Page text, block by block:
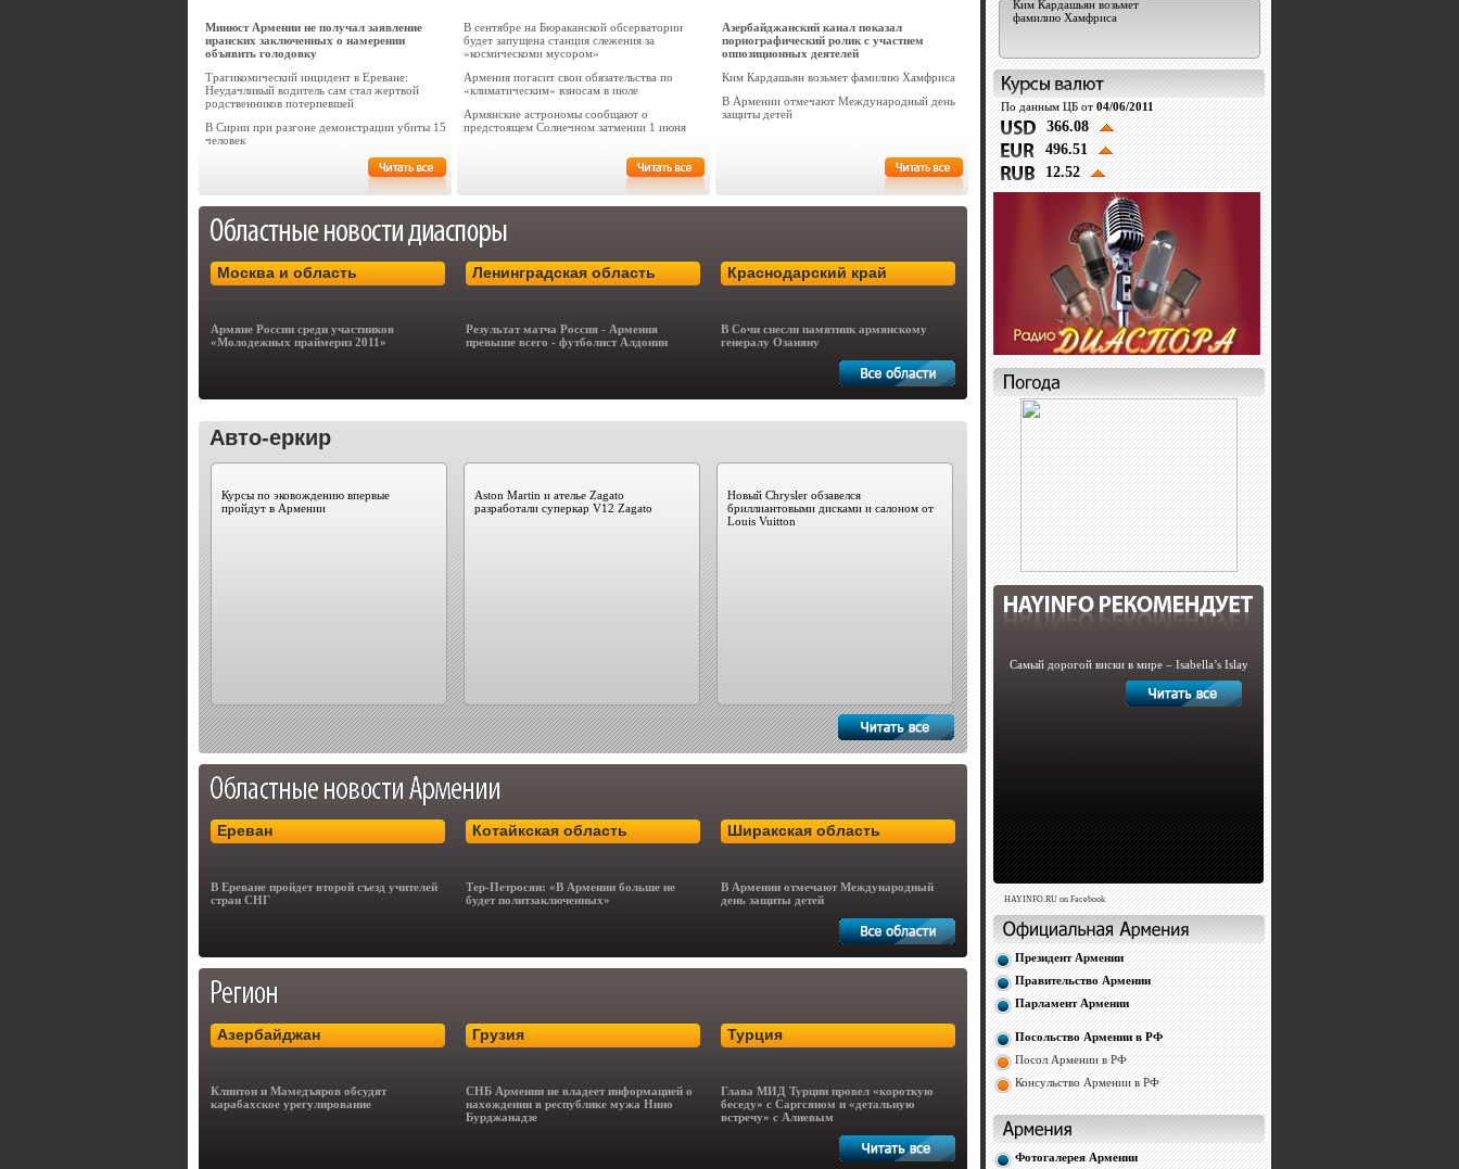
Минюст Армении не получал заявление
иранских заключенных о намерении
объявить голодовку
Трагикомический инцидент в Ереване:
Неудачливый водитель сам стал жертвой
родственников потерпевшей
В Сирии при разгоне демонстрации убиты 15
человек
В сентябре на Бюраканской обсерватории
будет запущена станция слежения за
«космическоми мусором»
Армения погасит свои обязательства по
«климатическим» взносам в июле
Армянские астрономы сообщают о
предстоящем Солнечном затмении 1 июня
Азербайджанский канал показал
порнографический ролик с участием
оппозиционных деятелей
Ким Кардашьян возьмет фамилию Хамфриса
В Армении отмечают Международный день
защиты детей
Москва и область
Армяне России среди участников
«Молодежных праймериз 2011»
Ленинградская область
Результат матча Россия - Армения
превыше всего - футболист Алдонин
Краснодарский край
В Сочи снесли памятник армянскому
генералу Озаняну
Авто-еркир
Курсы по эковождению впервые
пройдут в Армении
Aston Martin и ателье Zagato
разработали суперкар V12 Zagato
Новый Chrysler обзавелся
бриллиантовыми дисками и салоном от
Louis Vuitton
Ереван
В Ереване пройдет второй съезд учителей
стран СНГ
Котайкская область
Тер-Петросян: «В Армении больше не
будет политзаключенных»
Ширакская область
В Армении отмечают Международный
день защиты детей
Азербайджан
Клинтон и Мамедъяров обсудят
карабахское урегулирование
Грузия
СНБ Армении не владеет информацией о
нахождении в республике мужа Нино
Бурджанадзе
Турция
Глава МИД Турции провел «короткую
беседу» с Саргсяном и «детальную
встречу» с Алиевым
Ким Кардашьян возьмет
фамилию Хамфриса
По данным ЦБ от04/06/2011
366.08
496.51
12.52
Самый дорогой виски в мире – Isabella’s Islay
HAYINFO.RU on Facebook
Президент Армении
Правительство Армении
Парламент Армении
Посольство Армении в РФ
Посол Армении в РФ
Консульство Армении в РФ
Фотогалерея Армении